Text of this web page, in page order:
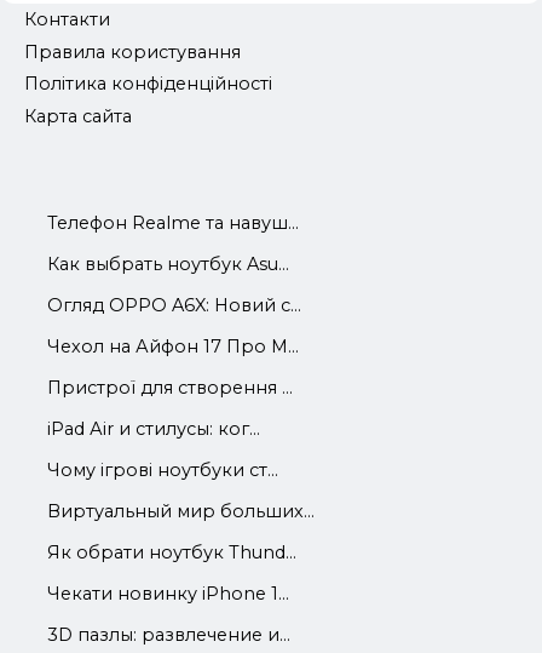
Контакти
Правила користування
Політика конфіденційності
Карта сайта
Телефон Realme та навуш...
Как выбрать ноутбук Asu...
Огляд OPPO A6X: Новий с...
Чехол на Айфон 17 Про М...
Пристрої для створення ...
iРad Аir и стилусы: ког...
Чому ігрові ноутбуки ст...
Виртуальный мир больших...
Як обрати ноутбук Thund...
Чекати новинку iPhone 1...
3D пазлы: развлечение и...